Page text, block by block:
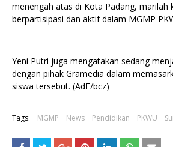
menengah atas di Kota Padang, marilah
berpartisipasi dan aktif dalam MGMP
Yeni Putri juga mengatakan sedang
dengan pihak Gramedia dalam
siswa tersebut. (AdF/bcz)
Tags: MGMP News Pendidikan PKWU